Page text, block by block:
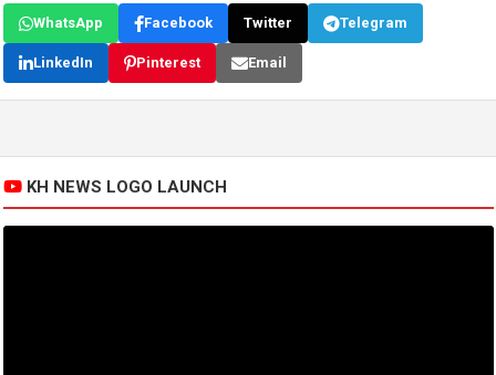
WhatsApp Facebook Twitter Telegram
LinkedIn Pinterest Email
KH NEWS LOGO LAUNCH